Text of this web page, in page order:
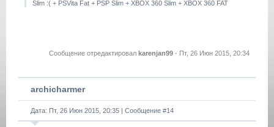
Slim :( + PSVita Fat + PSP Slim + XBOX 360 Slim + XBOX 360 FAT
Сообщение отредактировал karenjan99 - Пт, 26 Июн 2015, 20:34
archicharmer
Дата: Пт, 26 Июн 2015, 20:35 | Сообщение #14